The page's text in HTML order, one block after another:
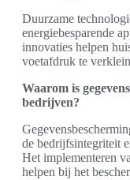
Duurzame
energiebesparende
innovaties helpen
voetafdruk te
Waarom is
bedrijven?
de bedrijfsintegriteit
Het implementeren
helpen bij het